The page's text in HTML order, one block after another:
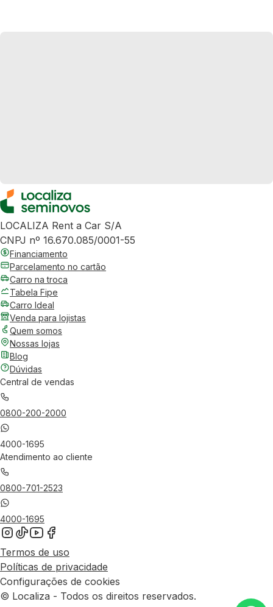
LOCALIZA Rent a Car S/A
CNPJ nº 16.670.085/0001-55
Financiamento
Parcelamento no cartão
Carro na troca
Tabela Fipe
Carro Ideal
Venda para lojistas
Quem somos
Nossas lojas
Blog
Dúvidas
Central de vendas
0800-200-2000
4000-1695
Atendimento ao cliente
0800-701-2523
4000-1695
Termos de uso
Políticas de privacidade
Configurações de cookies
© Localiza - Todos os direitos reservados.